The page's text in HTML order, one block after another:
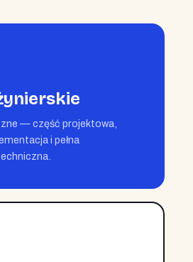
— część projektowa,
i pełna